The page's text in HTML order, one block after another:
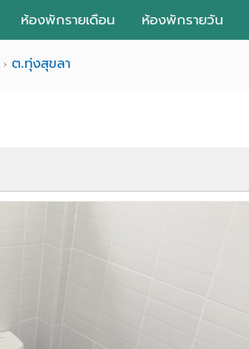
ห้องพักรายเดือน ห้องพักรายวัน
ต.ทุ่งสุขลา